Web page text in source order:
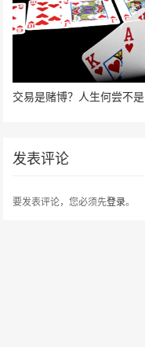
交易是赌博？人生何尝不是
发表评论
要发表评论，您必须先登录。